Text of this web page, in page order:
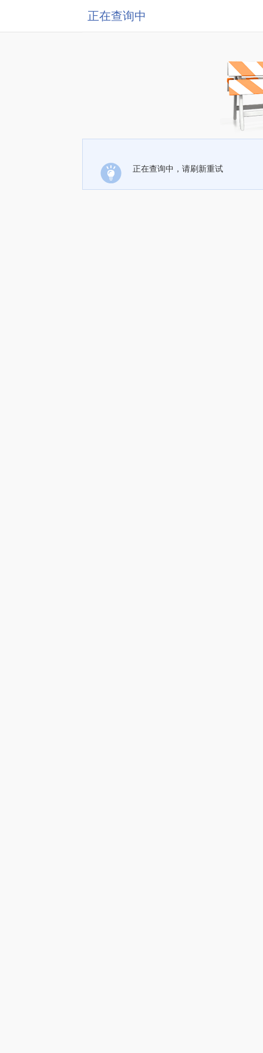
正在查询中
正在查询中，请刷新重试